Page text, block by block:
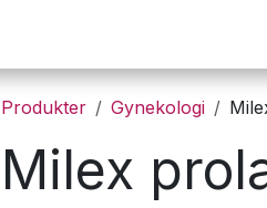
Produkter Gynekologi
Milex